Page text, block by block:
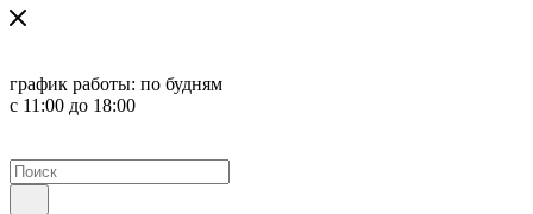
график работы: по будням
с 11:00 до 18:00